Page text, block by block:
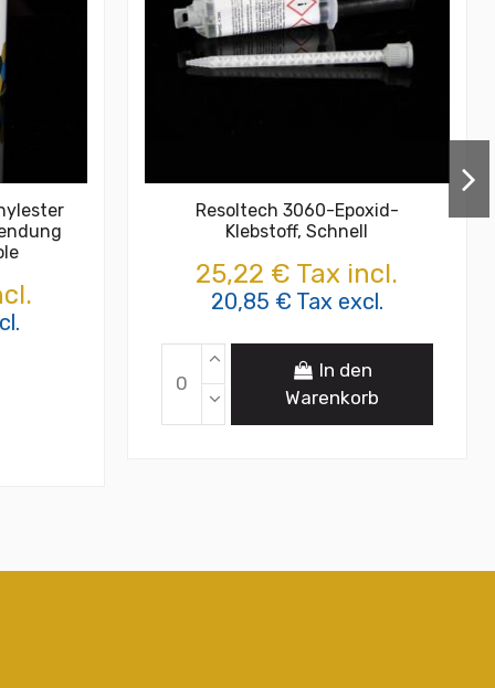
Resoltech 3060-Epoxid-
Klebstoff, Schnell
25,22 € Tax incl.
20,85 € Tax excl.
In den
Warenkorb